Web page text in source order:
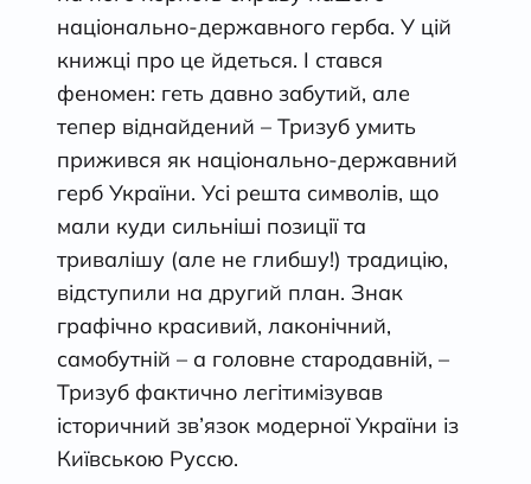
національно-державного герба. У цій
книжці про це йдеться. І стався
феномен: геть давно забутий, але
тепер віднайдений – Тризуб умить
прижився як національно-державний
герб України. Усі решта символів, що
мали куди сильніші позиції та
тривалішу (але не глибшу!) традицію,
відступили на другий план. Знак
графічно красивий, лаконічний,
самобутній – а головне стародавній, –
Тризуб фактично легітимізував
історичний зв’язок модерної України із
Київською Руссю.